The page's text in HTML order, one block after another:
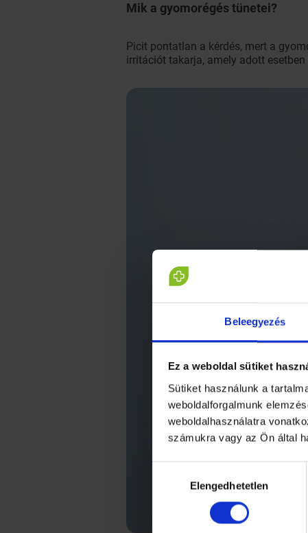
Beleegyezés
Ez a weboldal sütiket
Sütiket használunk a
weboldalforgalmunk
weboldalhasználatra
számukra vagy az Ön által
kiválasztásaElengedhetetlen
Mik a gyomorégés tünetei?
Picit pontatlan a kérdés, mert a
irritációt takarja, amely adott